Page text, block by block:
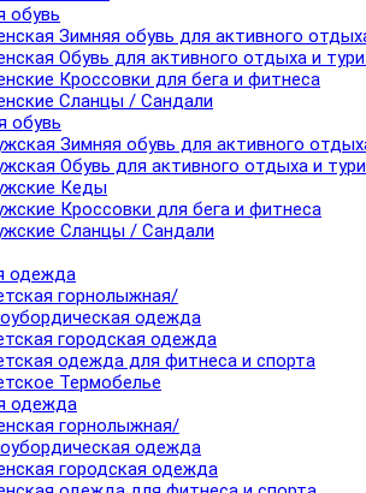
обувь
Зимняя обувь для активного
Обувь для активного отдыха и
Кроссовки для бега и фитнеса
Сланцы / Сандали
обувь
Зимняя обувь для активного
Обувь для активного отдыха и
Кеды
Кроссовки для бега и фитнеса
Сланцы / Сандали
одежда
горнолыжная/
одежда
городская одежда
одежда для фитнеса и спорта
Термобелье
одежда
горнолыжная/
одежда
городская одежда